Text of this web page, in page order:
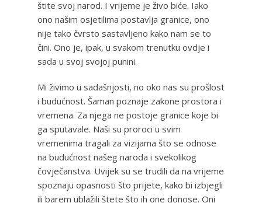
štite svoj narod. I vrijeme je živo biće. Iako
ono našim osjetilima postavlja granice, ono
nije tako čvrsto sastavljeno kako nam se to
čini. Ono je, ipak, u svakom trenutku ovdje i
sada u svoj svojoj punini.
Mi živimo u sadašnjosti, no oko nas su prošlost
i budućnost. Šaman poznaje zakone prostora i
vremena. Za njega ne postoje granice koje bi
ga sputavale. Naši su proroci u svim
vremenima tragali za vizijama što se odnose
na budućnost našeg naroda i svekolikog
čovječanstva. Uvijek su se trudili da na vrijeme
spoznaju opasnosti što prijete, kako bi izbjegli
ili barem ublažili štete što ih one donose. Oni